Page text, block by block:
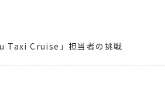
Taxi Cruise」担当者の挑戦